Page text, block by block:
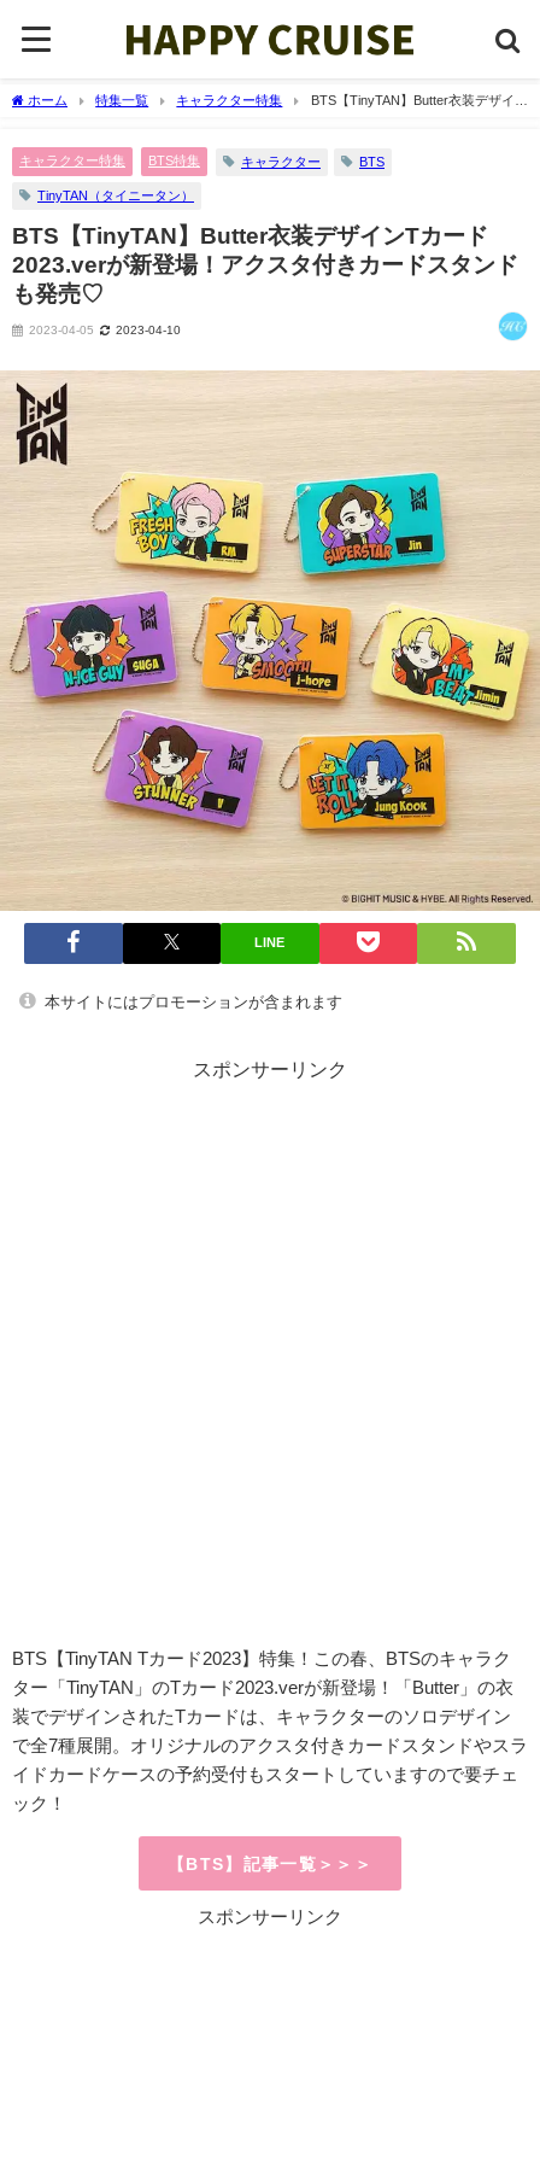
ホーム 特集一覧 キャラクター特集
BTS【TinyTAN】Butter衣装デザイン
キャラクター特集 BTS特集 キャラクター BTS
TinyTAN（タイニータン）
BTS【TinyTAN】Butter衣装デザインTカード
2023.verが新登場！アクスタ付きカードスタンド
も発売♡
2023-04-05 2023-04-10
LINE
本サイトにはプロモーションが含まれます
スポンサーリンク
BTS【TinyTAN Tカード2023】特集！この春、BTSのキャラク
ター「TinyTAN」のTカード2023.verが新登場！
「Butter」の衣
装でデザインされたTカードは、キャラクターのソロデザイン
で全7種展開。オリジナルのアクスタ付きカードスタンドやスラ
イドカードケースの予約受付もスタートしていますので要チェ
ック！
【BTS】記事一覧＞＞＞
スポンサーリンク